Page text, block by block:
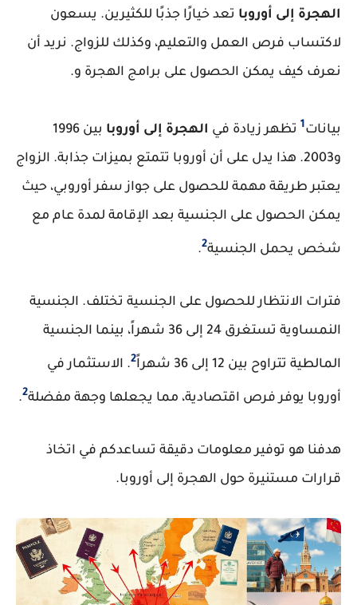
الهجرة إلى أوروباتعد خيارًا جذبًا للكثيرين. يسعون
لاكتسابفرص العملوالتعليم، وكذلك للزواج. نريد أن
نعرف كيف يمكن الحصول علىبرامج الهجرةو.
بيانات1تظهر زيادة فيالهجرة إلى أوروبا
بين 1996
و2003. هذا يدل على أن أوروبا تتمتع بميزات جذابة. الزواج
يعتبر طريقة مهمة للحصول على جواز سفر أوروبي، حيث
يمكن الحصول على الجنسية بعد الإقامة لمدة عام مع
شخص يحمل الجنسية2
.
فترات الانتظار للحصول على الجنسية تختلف. الجنسية
النمساوية تستغرق 24 إلى 36 شهراً، بينما الجنسية
المالطية تتراوح بين 12 إلى 36 شهراً 2 . الاستثمار في
أوروبا يوفر فرص اقتصادية، مما يجعلها وجهة مفضلة2
.
هدفنا هو توفير معلومات دقيقة تساعدكم في اتخاذ
قرارات مستنيرة حولالهجرة إلى أوروبا.